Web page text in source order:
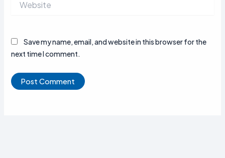
Save my name, email, and website in this browser for the
next time I comment.